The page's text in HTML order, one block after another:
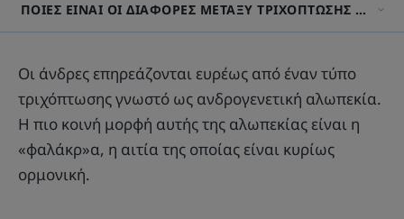
ΠΟΙΕΣ ΕΊΝΑΙ ΟΙ ΔΙΑΦΟΡΈΣ ΜΕΤΑΞΎ ΤΡΙΧΌΠΤΩΣΗΣ ΣΤΙΣ
Οι άνδρες επηρεάζονται ευρέως από έναν τύπο
τριχόπτωσης γνωστό ως ανδρογενετική αλωπεκία.
Η πιο κοινή μορφή αυτής της αλωπεκίας είναι η
«φαλάκρ»α, η αιτία της οποίας είναι κυρίως
ορμονική.